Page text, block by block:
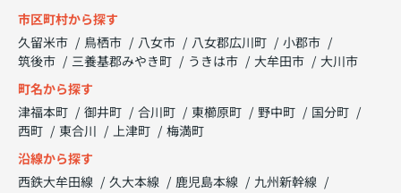
市区町村から探す
久留米市
鳥栖市 八女市 八女郡広川町
小郡市
筑後市
三養基郡みやき町 うきは市 大牟田市
大川市
町名から探す
津福本町
御井町 合川町 東櫛原町 野中町
国分町
西町
東合川 上津町
梅満町
沿線から探す
西鉄大牟田線
久大本線 鹿児島本線
九州新幹線